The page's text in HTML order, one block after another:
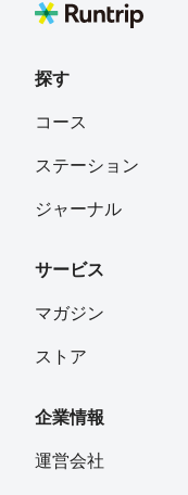
探す
コース
ステーション
ジャーナル
サービス
マガジン
ストア
企業情報
運営会社